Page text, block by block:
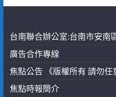
台南聯合辦公室:台南市安南
廣告合作專線
焦點公告 《版權所有 請勿任
焦點時報簡介